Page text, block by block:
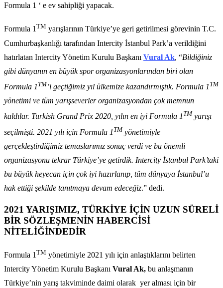
Formula 1 ‘ e ev sahipliği yapacak.
Formula 1TM yarışlarının Türkiye’ye geri getirilmesi görevinin T.C.
Cumhurbaşkanlığı tarafından Intercity İstanbul Park’a verildiğini
hatırlatan Intercity Yönetim Kurulu Başkanı Vural Ak, “Bildiğiniz
gibi dünyanın en büyük spor organizasyonlarından biri olan
Formula 1 TM’i geçtiğimiz yıl ülkemize kazandırmıştık. Formula 1 TM
yönetimi ve tüm yarışseverler organizasyondan çok memnun
kaldılar. Turkish Grand Prix 2020, yılın en iyi Formula 1 TM yarışı
seçilmişti. 2021 yılı için Formula 1 TM yönetimiyle
gerçekleştirdiğimiz temaslarımız sonuç verdi ve bu önemli
organizasyonu tekrar Türkiye’ye getirdik. Intercity İstanbul Park’taki
bu büyük heyecan için çok iyi hazırlanıp, tüm dünyaya İstanbul’u
hak ettiği şekilde tanıtmaya devam edeceğiz.” dedi.
2021 YARIŞIMIZ, TÜRKİYE İÇİN UZUN SÜRELİ
BİR SÖZLEŞMENİN HABERCİSİ
NİTELİĞİNDEDİR
Formula 1TM yönetimiyle 2021 yılı için anlaştıklarını belirten
Intercity Yönetim Kurulu Başkanı Vural Ak, bu anlaşmanın
Türkiye’nin yarış takviminde daimi olarak yer alması için bir